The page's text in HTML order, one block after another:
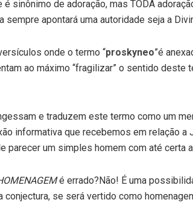
sinônimo de adoração, mas TODA
sempre apontará uma autoridade seja a
onde o termo “proskyneo”é
ao máximo “fragilizar” o sentido deste
e traduzem este termo como um
informativa que recebemos em relação
parecer um simples homem com até certa
é errado?Não! É uma
se será vertido como